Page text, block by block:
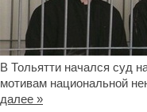
В Тольятти начался суд
мотивам национальной
далее »